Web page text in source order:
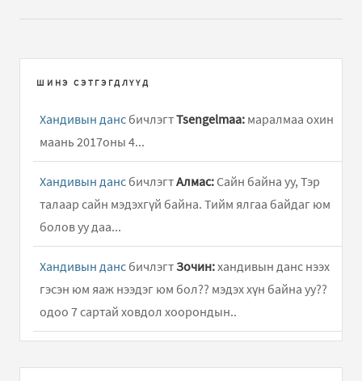
ШИНЭ СЭТГЭГДЛҮҮД
Хандивын данс бичлэгтTsengelmaa: маралмаа охин
маань 2017оны 4...
Хандивын данс бичлэгтАлмас: Сайн байна уу, Тэр
талаар сайн мэдэхгүй байна. Тийм ялгаа байдаг юм
болов уу даа...
Хандивын данс бичлэгтЗочин:хандивын данс нээх
гэсэн юм яаж нээдэг юм бол?? мэдэх хүн байна уу??
одоо 7 сартай ховдол хоорондын..